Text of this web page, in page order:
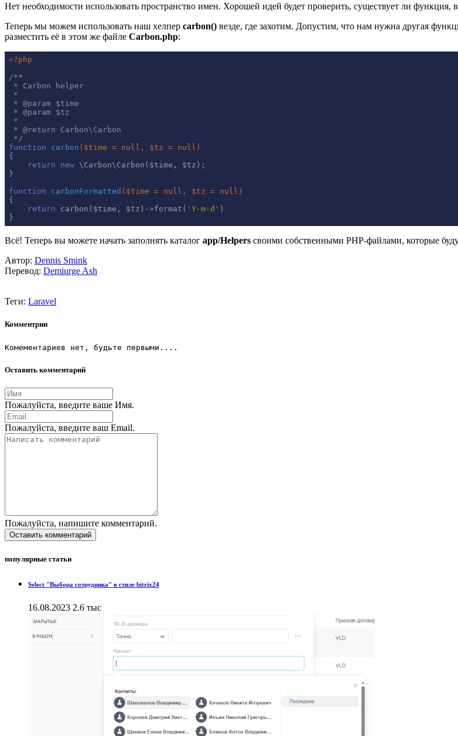
Нет необходимости использовать пространство имен. Хорошей идей будет проверить, существует ли функция,
Теперь мы можем использовать наш хелпер carbon() везде, где захотим. Допустим, что нам нужна другая
разместить её в этом же файле Carbon.php:
<?php
/**
* Carbon helper
*
* @param $time
* @param $tz
*
* @return Carbon\Carbon
*/
function
carbon ($time = null, $tz = null)
{
return
new \Carbon\Carbon($time, $tz);
}
function
carbonFormatted ($time = null, $tz = null)
{
return carbon($time, $tz)->format( 'Y-m-d' )
}
Всё! Теперь вы можете начать заполнять каталог app/Helpers своими собственными PHP-файлами, которые
Автор: Dennis Smink
Перевод: Demiurge Ash
Теги: Laravel
Комментрии
Комементариев нет, будьте первыми....
Оставить комментарий
Пожалуйста, введите ваше Имя.
Пожалуйста, введите ваш Email.
Пожалуйста, напишите комментарий.
Оставить комментарий
популярные статьи
Select "Выбора сотрудника" в стиле bitrix24
16.08.2023 2.6 тыс